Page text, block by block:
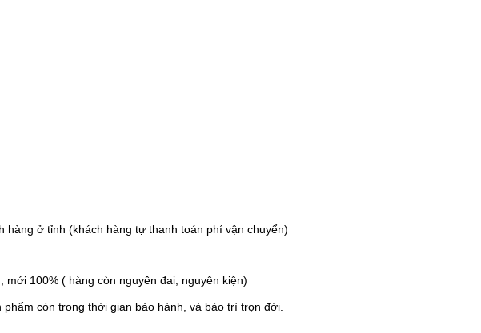
ở tỉnh (khách hàng tự thanh toán phí vận chuyển)
100% ( hàng còn nguyên đai, nguyên kiện)
còn trong thời gian bảo hành, và bảo trì trọn đời.